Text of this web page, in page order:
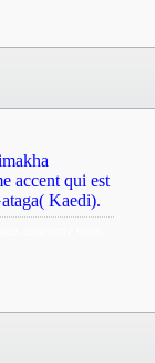
accent qui est
Kaedi).